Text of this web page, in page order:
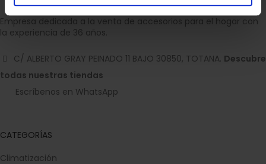
Empresa dedicada a la venta de accesorios para el hogar con
C/ ALBERTO GRAY PEINADO 11 BAJO 30850, TOTANA.